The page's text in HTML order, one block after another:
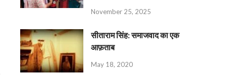
November 25, 2025
सीताराम सिंह: समाजवाद का एक
आफ़ताब
May 18, 2020